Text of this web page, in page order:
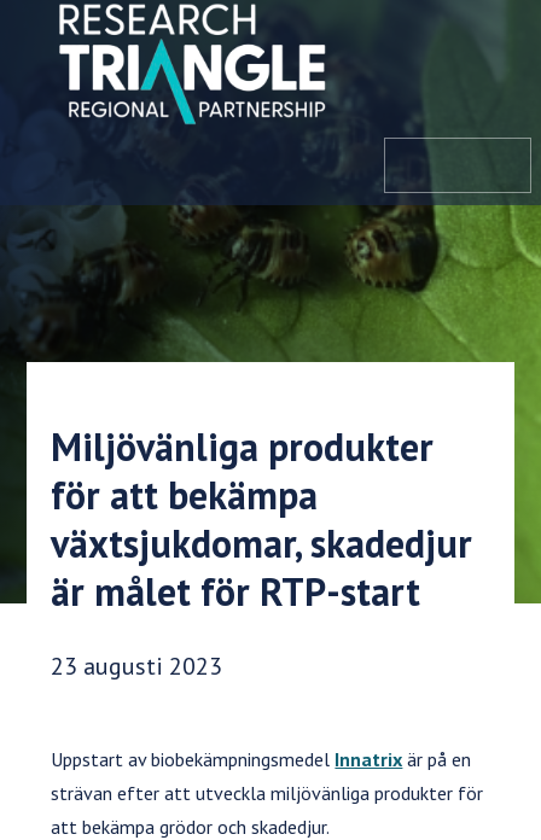
Hoppa till innehållet
Miljövänliga produkter
för att bekämpa
växtsjukdomar, skadedjur
är målet för RTP-start
Publiceringsdatum:
23 augusti 2023
Uppstart av biobekämpningsmedel Innatrix är på en
strävan efter att utveckla miljövänliga produkter för
att bekämpa grödor och skadedjur.